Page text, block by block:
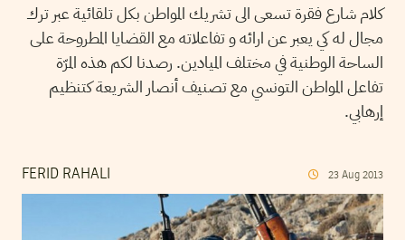
كلام شارع فقرة تسعى الى تشريك المواطن بكل تلقائية عبر ترك
مجال له كي يعبر عن ارائه و تفاعلاته مع القضايا المطروحة على
الساحة الوطنية في مختلف الميادين. رصدنا لكم هذه المرّة
تفاعل المواطن التونسي مع تصنيف أنصار الشريعة كتنظيم
إرهابي.
FERID RAHALI 23 Aug 2013